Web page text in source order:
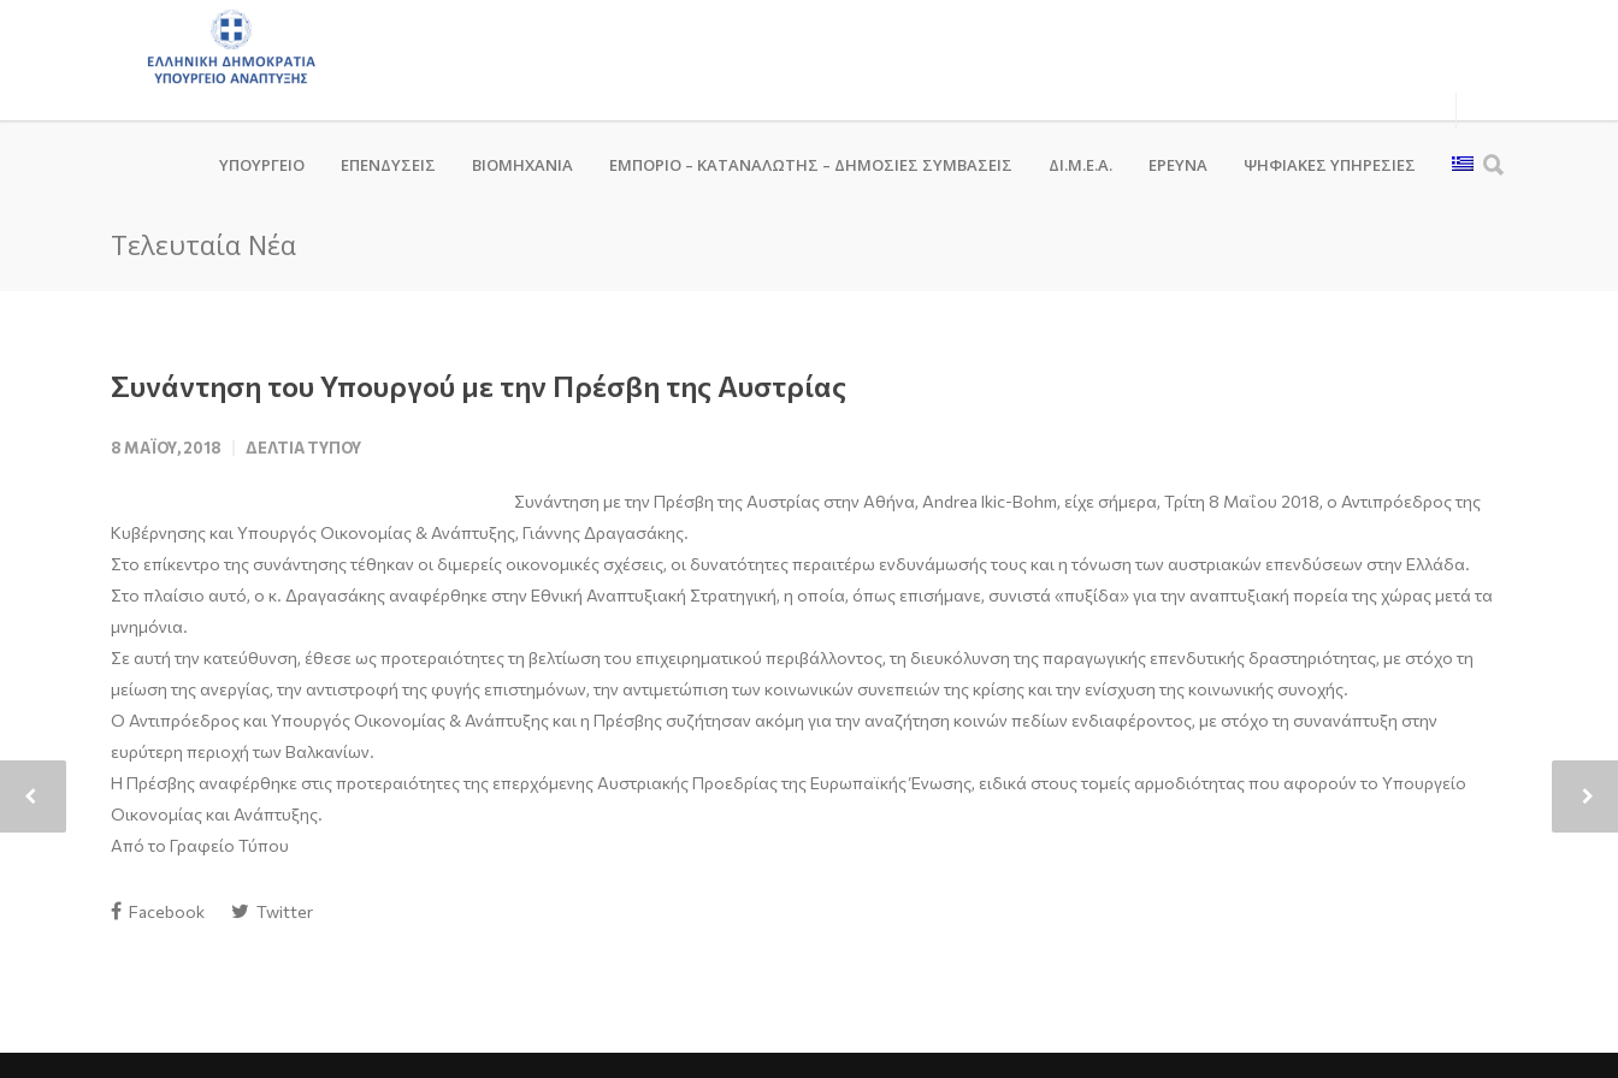
ΥΠΟΥΡΓΕΙΟ ΕΠΕΝΔΥΣΕΙΣ ΒΙΟΜΗΧΑΝΙΑ ΕΜΠΟΡΙΟ – ΚΑΤΑΝΑΛΩΤΗΣ – ΔΗΜΟΣΙΕΣ ΣΥΜΒΑΣΕΙΣ ΔΙ.Μ.Ε.Α. ΕΡΕΥΝΑ ΨΗΦΙΑΚΈΣ ΥΠΗΡΕΣΊΕΣ
Τελευταία Νέα
Συνάντηση του Υπουργού με την Πρέσβη της Αυστρίας
8 ΜΑΪ́ΟΥ, 2018 ΔΕΛΤΊΑ ΤΎΠΟΥ
Συνάντηση με την Πρέσβη της Αυστρίας στην Αθήνα, Andrea Ikic-Bohm, είχε σήμερα, Τρίτη 8 Μαΐου 2018, ο Αντιπρόεδρος της
Κυβέρνησης και Υπουργός Οικονομίας & Ανάπτυξης, Γιάννης Δραγασάκης.
Στο επίκεντρο της συνάντησης τέθηκαν οι διμερείς οικονομικές σχέσεις, οι δυνατότητες περαιτέρω ενδυνάμωσής τους και η τόνωση των αυστριακών επενδύσεων στην Ελλάδα.
Στο πλαίσιο αυτό, ο κ. Δραγασάκης αναφέρθηκε στην Εθνική Αναπτυξιακή Στρατηγική, η οποία, όπως επισήμανε, συνιστά «πυξίδα» για την αναπτυξιακή πορεία της χώρας μετά τα
μνημόνια.
Σε αυτή την κατεύθυνση, έθεσε ως προτεραιότητες τη βελτίωση του επιχειρηματικού περιβάλλοντος, τη διευκόλυνση της παραγωγικής επενδυτικής δραστηριότητας, με στόχο τη
μείωση της ανεργίας, την αντιστροφή της φυγής επιστημόνων, την αντιμετώπιση των κοινωνικών συνεπειών της κρίσης και την ενίσχυση της κοινωνικής συνοχής.
Ο Αντιπρόεδρος και Υπουργός Οικονομίας & Ανάπτυξης και η Πρέσβης συζήτησαν ακόμη για την αναζήτηση κοινών πεδίων ενδιαφέροντος, με στόχο τη συνανάπτυξη στην
ευρύτερη περιοχή των Βαλκανίων.
Η Πρέσβης αναφέρθηκε στις προτεραιότητες της επερχόμενης Αυστριακής Προεδρίας της Ευρωπαϊκής Ένωσης, ειδικά στους τομείς αρμοδιότητας που αφορούν το Υπουργείο
Οικονομίας και Ανάπτυξης.
Από το Γραφείο Τύπου
Facebook Twitter